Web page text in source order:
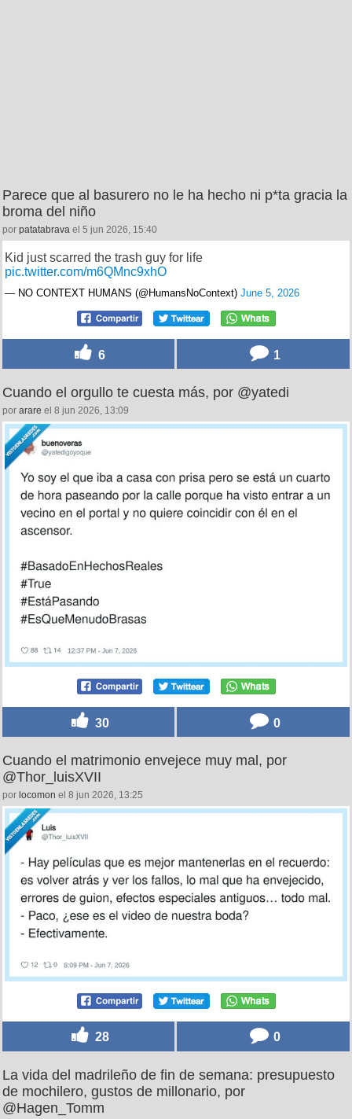
Parece que al basurero no le ha hecho ni p*ta gracia la
broma del niño
por patatabrava el 5 jun 2026, 15:40
Kid just scarred the trash guy for life
pic.twitter.com/m6QMnc9xhO
— NO CONTEXT HUMANS (@HumansNoContext) June 5, 2026
6 1
Cuando el orgullo te cuesta más, por @yatedi
por arare el 8 jun 2026, 13:09
30 0
Cuando el matrimonio envejece muy mal, por
@Thor_luisXVII
por locomon el 8 jun 2026, 13:25
28 0
La vida del madrileño de fin de semana: presupuesto
de mochilero, gustos de millonario, por
@Hagen_Tomm